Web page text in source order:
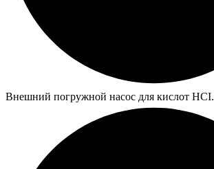
Внешний погружной насос для кислот HCI.